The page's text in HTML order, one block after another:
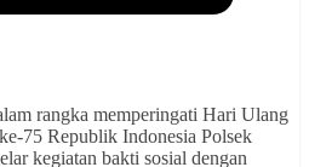
rangka memperingati Hari Ulang
75 Republik Indonesia Polsek
kegiatan bakti sosial dengan